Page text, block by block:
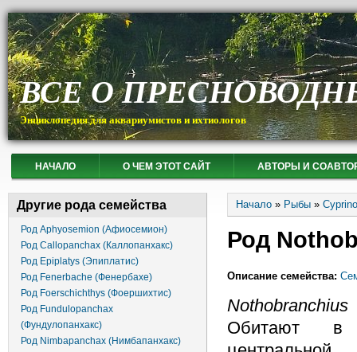
ВСЕ О
Энциклопедия для аквариумистов и ихтиологов
НАЧАЛО О ЧЕМ ЭТОТ САЙТ АВТОРЫ И
Другие рода семейства
Род Aphyosemion (Афиосемион)
Род Callopanchax (Каллопанхакс)
Род Epiplatys (Эпиплатис)
Род Fenerbache (Фенербахе)
Род Foerschichthys (Фоершихтис)
Род Fundulopanchax
(Фундулопанхакс)
Род Nimbapanchax (Нимбапанхакс)
Вы здесь
Начало » Рыбы »
Род
Описание семейства:
Обитают в